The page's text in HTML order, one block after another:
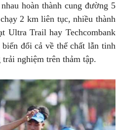
hoàn thành cung đường 5
2 km liên tục, nhiều thành
Ultra Trail hay Techcombank
đổi cả về thể chất lẫn tinh
nghiệm trên thảm tập.